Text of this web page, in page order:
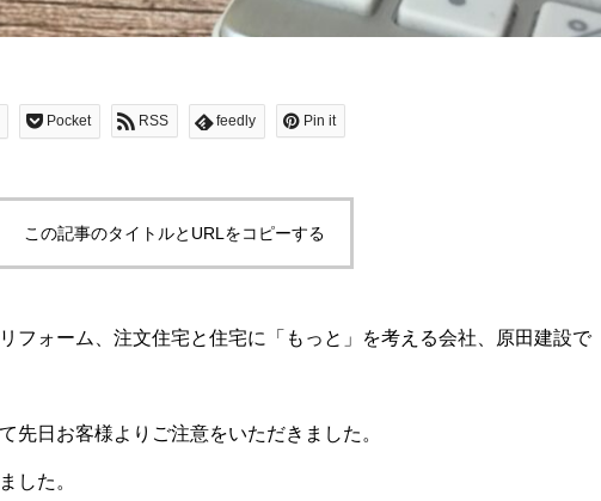
Pocket RSS feedly Pin it
この記事のタイトルとURLをコピーする
フォーム、注文住宅と住宅に「もっと」を考える会社、原田建設で
先日お客様よりご注意をいただきました。
した。